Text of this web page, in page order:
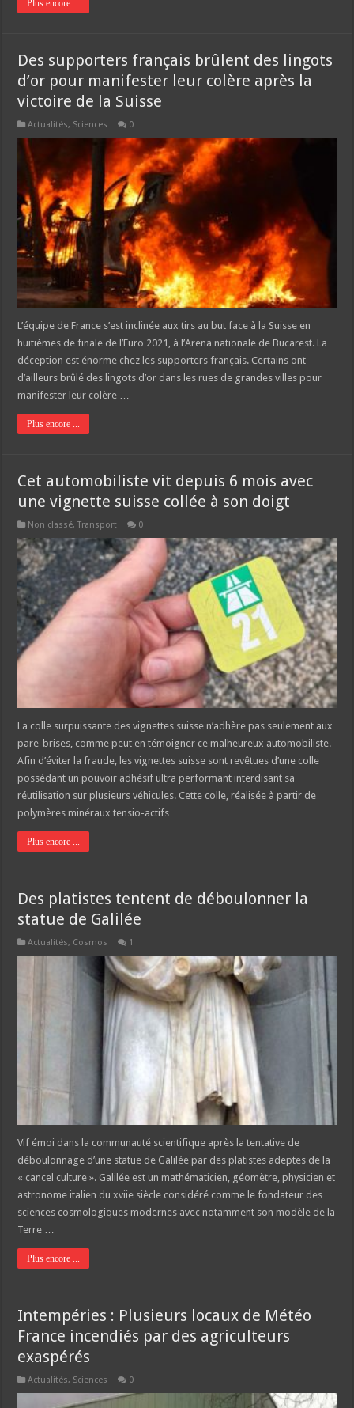
Plus encore ...
Des supporters français brûlent des lingots
d’or pour manifester leur colère après la
victoire de la Suisse
Actualités, Sciences 0
L’équipe de France s’est inclinée aux tirs au but face à la Suisse en
huitièmes de finale de l’Euro 2021, à l’Arena nationale de Bucarest. La
déception est énorme chez les supporters français. Certains ont
d’ailleurs brûlé des lingots d’or dans les rues de grandes villes pour
manifester leur colère …
Plus encore ...
Cet automobiliste vit depuis 6 mois avec
une vignette suisse collée à son doigt
Non classé,Transport 0
La colle surpuissante des vignettes suisse n’adhère pas seulement aux
pare-brises, comme peut en témoigner ce malheureux automobiliste.
Afin d’éviter la fraude, les vignettes suisse sont revêtues d’une colle
possédant un pouvoir adhésif ultra performant interdisant sa
réutilisation sur plusieurs véhicules. Cette colle, réalisée à partir de
polymères minéraux tensio-actifs …
Plus encore ...
Des platistes tentent de déboulonner la
statue de Galilée
Actualités, Cosmos 1
Vif émoi dans la communauté scientifique après la tentative de
déboulonnage d’une statue de Galilée par des platistes adeptes de la
« cancel culture ». Galilée est un mathématicien, géomètre, physicien et
astronome italien du xviie siècle considéré comme le fondateur des
sciences cosmologiques modernes avec notamment son modèle de la
Terre …
Plus encore ...
Intempéries : Plusieurs locaux de Météo
France incendiés par des agriculteurs
exaspérés
Actualités, Sciences 0